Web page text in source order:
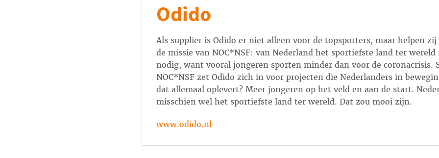
Odido
Als supplier is Odido er niet alleen voor de topsporters, maar helpen
de missie van NOC*NSF: van Nederland het sportiefste land ter wereld
nodig, want vooral jongeren sporten minder dan voor de coronacrisis.
NOC*NSF zet Odido zich in voor projecten die Nederlanders in
dat allemaal oplevert? Meer jongeren op het veld en aan de start.
misschien wel het sportiefste land ter wereld. Dat zou mooi zijn.
www.odido.nl